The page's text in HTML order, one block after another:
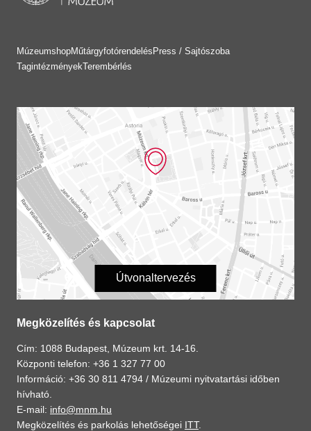
MúzeumshopMűtárgyfotórendelésPress / Sajtószoba
TagintézményekTerembérlés
Útvonaltervezés
Megközelítés és kapcsolat
Cím: 1088 Budapest, Múzeum krt. 14-16.
Központi telefon: +36 1 327 77 00
Információ: +36 30 811 4794 / Múzeumi nyitvatartási időben
hívható.
E-mail: info@mnm.hu
Megközelítés és parkolás lehetőségei ITT.